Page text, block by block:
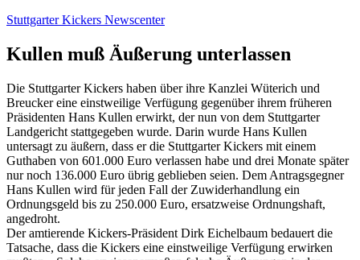
Zum
springen
Stuttgarter Kickers Newscenter
Kullen muß Äußerung unterlassen
Die Stuttgarter Kickers haben über ihre Kanzlei Wüterich und
Breucker eine einstweilige Verfügung gegenüber ihrem früheren
Präsidenten Hans Kullen erwirkt, der nun von dem Stuttgarter
Landgericht stattgegeben wurde. Darin wurde Hans Kullen
untersagt zu äußern, dass er die Stuttgarter Kickers mit einem
Guthaben von 601.000 Euro verlassen habe und drei Monate später
nur noch 136.000 Euro übrig geblieben seien. Dem Antragsgegner
Hans Kullen wird für jeden Fall der Zuwiderhandlung ein
Ordnungsgeld bis zu 250.000 Euro, ersatzweise Ordnungshaft,
angedroht.
Der amtierende Kickers-Präsident Dirk Eichelbaum bedauert die
Tatsache, dass die Kickers eine einstweilige Verfügung erwirken